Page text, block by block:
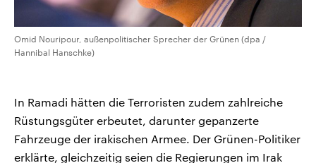
Omid Nouripour, außenpolitischer Sprecher der Grünen (dpa /
Hannibal Hanschke)
In Ramadi hätten die Terroristen zudem zahlreiche
Rüstungsgüter erbeutet, darunter gepanzerte
Fahrzeuge der irakischen Armee. Der Grünen-Politiker
erklärte, gleichzeitig seien die Regierungen im Irak